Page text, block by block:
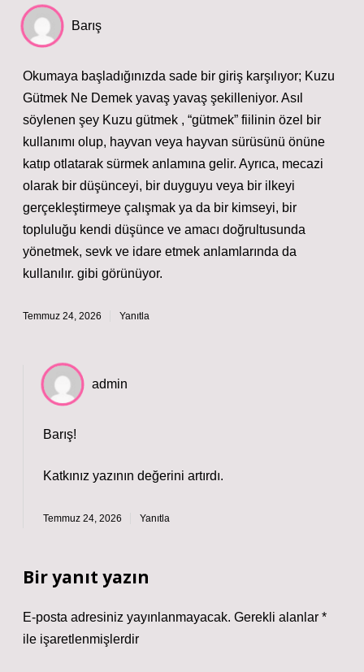
Barış
Okumaya başladığınızda sade bir giriş karşılıyor; Kuzu
Gütmek Ne Demek yavaş yavaş şekilleniyor. Asıl
söylenen şey Kuzu gütmek , “gütmek” fiilinin özel bir
kullanımı olup, hayvan veya hayvan sürüsünü önüne
katıp otlatarak sürmek anlamına gelir. Ayrıca, mecazi
olarak bir düşünceyi, bir duyguyu veya bir ilkeyi
gerçekleştirmeye çalışmak ya da bir kimseyi, bir
topluluğu kendi düşünce ve amacı doğrultusunda
yönetmek, sevk ve idare etmek anlamlarında da
kullanılır. gibi görünüyor.
Temmuz 24, 2026 Yanıtla
admin
Barış!
Katkınız yazının değerini artırdı.
Temmuz 24, 2026 Yanıtla
Bir yanıt yazın
E-posta adresiniz yayınlanmayacak. Gerekli alanlar *
ile işaretlenmişlerdir